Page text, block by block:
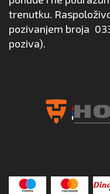
trenutku.
pozivanjem broja
poziva).